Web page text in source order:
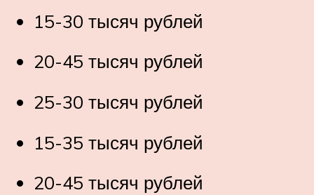
15-30 тысяч рублей
20-45 тысяч рублей
25-30 тысяч рублей
15-35 тысяч рублей
20-45 тысяч рублей